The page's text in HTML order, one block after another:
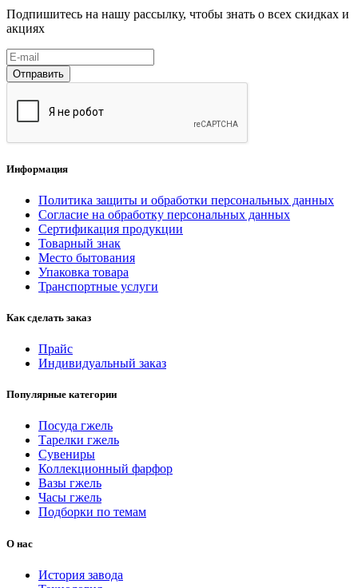
Подпишитесь на нашу рассылку, чтобы знать о всех скидках и
акциях
Отправить
Информация
Политика защиты и обработки персональных данных
Согласие на обработку персональных данных
Сертификация продукции
Товарный знак
Место бытования
Упаковка товара
Транспортные услуги
Как сделать заказ
Прайс
Индивидуальный заказ
Популярные категории
Посуда гжель
Тарелки гжель
Сувениры
Коллекционный фарфор
Вазы гжель
Часы гжель
Подборки по темам
О нас
История завода